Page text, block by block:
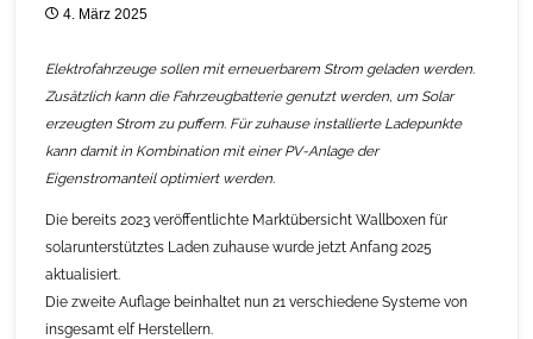
4. März 2025
Elektrofahrzeuge sollen mit erneuerbarem Strom geladen werden.
Zusätzlich kann die Fahrzeugbatterie genutzt werden, um Solar
erzeugten Strom zu puffern. Für zuhause installierte Ladepunkte
kann damit in Kombination mit einer PV-Anlage der
Eigenstromanteil optimiert werden.
Die bereits 2023 veröffentlichte Marktübersicht Wallboxen für
solarunterstütztes Laden zuhause wurde jetzt Anfang 2025
aktualisiert.
Die zweite Auflage beinhaltet nun 21 verschiedene Systeme von
insgesamt elf Herstellern.